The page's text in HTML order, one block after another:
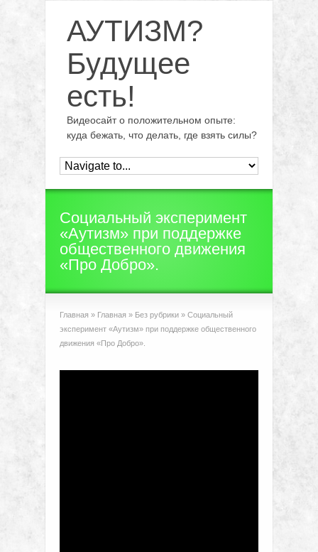
АУТИЗМ?
Будущее
есть!
Видеосайт о положительном опыте:
куда бежать, что делать, где взять силы?
Социальный эксперимент
«Аутизм» при поддержке
общественного движения
«Про Добро».
Главная » Главная » Без рубрики » Социальный
эксперимент «Аутизм» при поддержке общественного
движения «Про Добро».